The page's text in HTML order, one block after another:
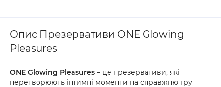
Опис Презервативи ONE Glowing
Pleasures
ONE Glowing Pleasures – це презервативи, які
перетворюють інтимні моменти на справжню гру